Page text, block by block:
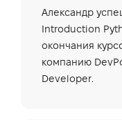
Александр
Introduction
окончания
компанию
Developer.